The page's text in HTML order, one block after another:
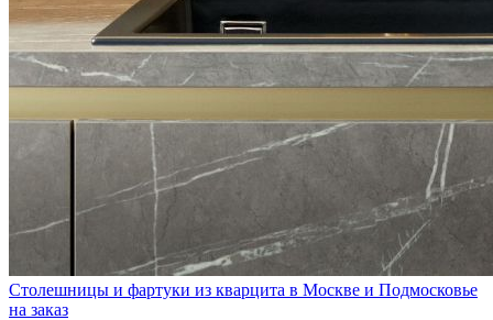
Столешницы и фартуки из кварцита в Москве и Подмосковье
на заказ